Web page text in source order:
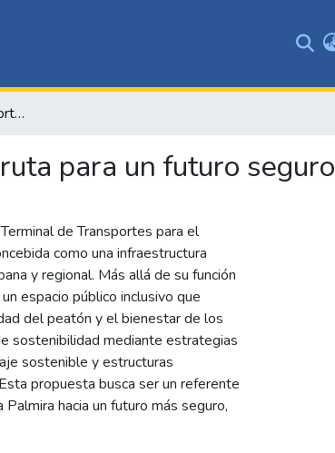
Una Terminal de Transportes para Palmira, la ruta para un futuro seguro
para un futuro seguro
de Transportes para el
como una infraestructura
y regional. Más allá de su función
espacio público inclusivo que
del peatón y el bienestar de los
sostenibilidad mediante estrategias
sostenible y estructuras
propuesta busca ser un referente
hacia un futuro más seguro,